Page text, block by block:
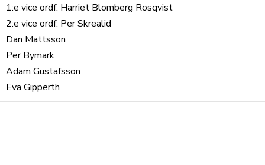
1:e vice ordf: Harriet Blomberg Rosqvist
2:e vice ordf: Per Skrealid
Dan Mattsson
Per Bymark
Adam Gustafsson
Eva Gipperth